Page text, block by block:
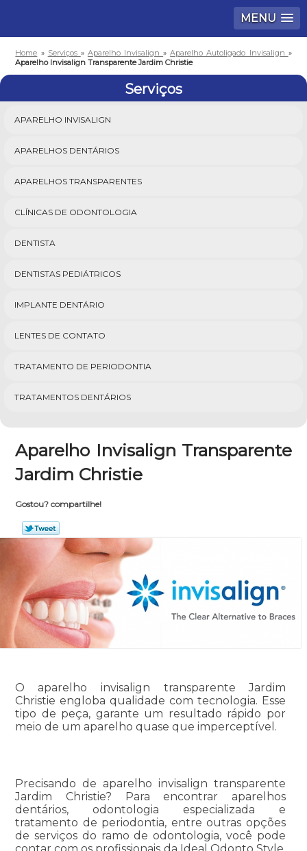
MENU
Home » Serviços » Aparelho Invisalign»Aparelho Autoligado Invisalign »
Aparelho Invisalign Transparente Jardim Christie
Serviços
APARELHO INVISALIGN
APARELHOS DENTÁRIOS
APARELHOS TRANSPARENTES
CLÍNICAS DE ODONTOLOGIA
DENTISTA
DENTISTAS PEDIÁTRICOS
IMPLANTE DENTÁRIO
LENTES DE CONTATO
TRATAMENTO DE PERIODONTIA
TRATAMENTOS DENTÁRIOS
Aparelho Invisalign Transparente
Jardim Christie
Gostou? compartilhe!
O aparelho invisalign transparente Jardim
Christie engloba qualidade com tecnologia. Esse
tipo de peça, garante um resultado rápido por
meio de um aparelho quase que imperceptível.
Precisando de aparelho invisalign transparente
Jardim Christie? Para encontrar aparelhos
dentários, odontologia especializada e
tratamento de periodontia, entre outras opções
de serviços do ramo de odontologia, você pode